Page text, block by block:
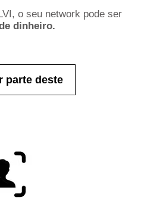
o seu network pode ser
dinheiro.
parte deste